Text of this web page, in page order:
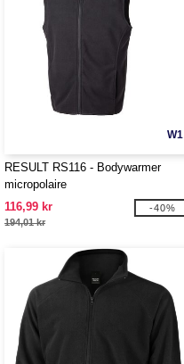
W1
RESULT RS116 - Bodywarmer
micropolaire
116,99 kr
194,01 kr
-40%